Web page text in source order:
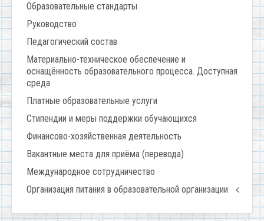
Образовательные стандарты
Руководство
Педагогический состав
Материально-техническое обеспечение и
оснащённость образовательного процесса. Доступная
среда
Платные образовательные услуги
Стипендии и меры поддержки обучающихся
Финансово-хозяйственная деятельность
Вакантные места для приёма (перевода)
Международное сотрудничество
Организация питания в образовательной организации